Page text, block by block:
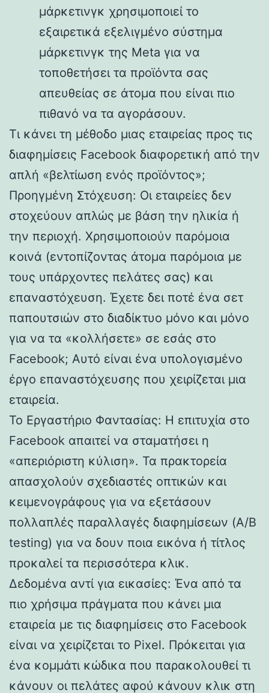
μάρκετινγκ χρησιμοποιεί το
εξαιρετικά εξελιγμένο σύστημα
μάρκετινγκ της Meta για να
τοποθετήσει τα προϊόντα σας
απευθείας σε άτομα που είναι πιο
πιθανό να τα αγοράσουν.
Τι κάνει τη μέθοδο μιας εταιρείας προς τις
διαφημίσεις Facebook διαφορετική από την
απλή «βελτίωση ενός προϊόντος»;
Προηγμένη Στόχευση: Οι εταιρείες δεν
στοχεύουν απλώς με βάση την ηλικία ή
την περιοχή. Χρησιμοποιούν παρόμοια
κοινά (εντοπίζοντας άτομα παρόμοια με
τους υπάρχοντες πελάτες σας) και
επαναστόχευση. Έχετε δει ποτέ ένα σετ
παπουτσιών στο διαδίκτυο μόνο και μόνο
για να τα «κολλήσετε» σε εσάς στο
Facebook; Αυτό είναι ένα υπολογισμένο
έργο επαναστόχευσης που χειρίζεται μια
εταιρεία.
Το Εργαστήριο Φαντασίας: Η επιτυχία στο
Facebook απαιτεί να σταματήσει η
«απεριόριστη κύλιση». Τα πρακτορεία
απασχολούν σχεδιαστές οπτικών και
κειμενογράφους για να εξετάσουν
πολλαπλές παραλλαγές διαφημίσεων (A/B
testing) για να δουν ποια εικόνα ή τίτλος
προκαλεί τα περισσότερα κλικ.
Δεδομένα αντί για εικασίες: Ένα από τα
πιο χρήσιμα πράγματα που κάνει μια
εταιρεία με τις διαφημίσεις στο Facebook
είναι να χειρίζεται το Pixel. Πρόκειται για
ένα κομμάτι κώδικα που παρακολουθεί τι
κάνουν οι πελάτες αφού κάνουν κλικ στη